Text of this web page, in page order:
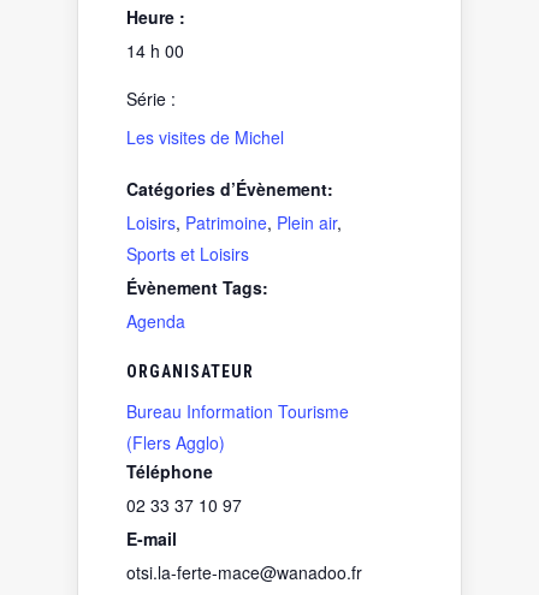
Heure :
14 h 00
Série :
Les visites de Michel
Catégories d’Évènement:
Loisirs, Patrimoine, Plein air,
Sports et Loisirs
Évènement Tags:
Agenda
ORGANISATEUR
Bureau Information Tourisme
(Flers Agglo)
Téléphone
02 33 37 10 97
E-mail
otsi.la-ferte-mace@wanadoo.fr